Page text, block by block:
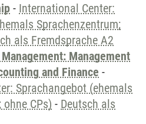
- International Center:
Sprachenzentrum;
als Fremdsprache A2
Management
and Finance -
Sprachangebot (ehemals
CPs) - Deutsch als